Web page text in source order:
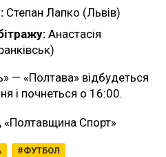
Степан Лапко (Львів)
Анастасія
— «Полтава» відбудеться
і почнеться о 16:00.
, «Полтавщина Спорт»
ФУТБОЛ